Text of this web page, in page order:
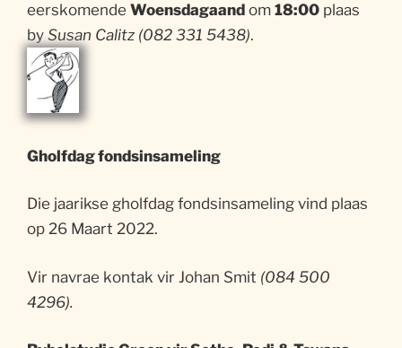
eerskomende Woensdagaand om 18:00 plaas
by Susan Calitz (082 331 5438).
Gholfdag fondsinsameling
Die jaarikse gholfdag fondsinsameling vind plaas
op 26 Maart 2022.
Vir navrae kontak vir Johan Smit (084 500
4296).